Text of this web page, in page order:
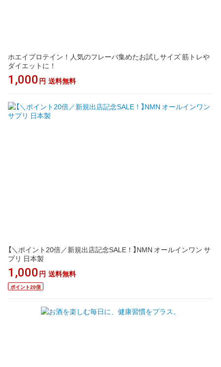
ホエイプロテイン！人気のフレーバ集めたお試しサイズ 筋トレや
ダイエットに！
1,000 円 送料無料
【＼ポイント20倍／新規出店記念SALE！】NMN オールインワン サ
プリ 日本製
1,000 円 送料無料
ポイント20倍